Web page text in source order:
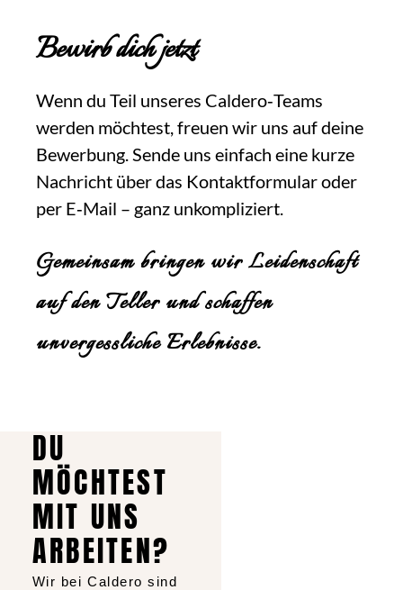
Bewirb dich jetzt
Wenn du Teil unseres Caldero‑Teams
werden möchtest, freuen wir uns auf deine
Bewerbung. Sende uns einfach eine kurze
Nachricht über das Kontaktformular oder
per E‑Mail – ganz unkompliziert.
Gemeinsam bringen wir Leidenschaft
auf den Teller und schaffen
unvergessliche Erlebnisse.
DU
MÖCHTEST
MIT UNS
ARBEITEN?​
Wir bei Caldero sind